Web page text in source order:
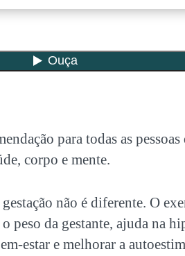
para todas as
corpo e mente.
não é diferente. O
peso da gestante, ajuda na
estar e melhorar a